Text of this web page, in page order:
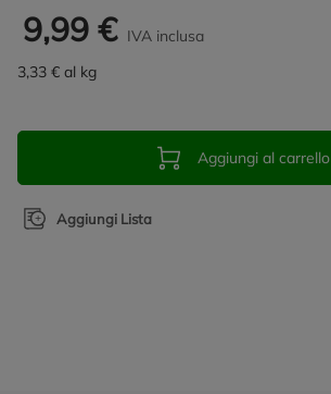
9,99 € IVA inclusa
3,33 € al kg
Aggiungi al carrello
Aggiungi Lista